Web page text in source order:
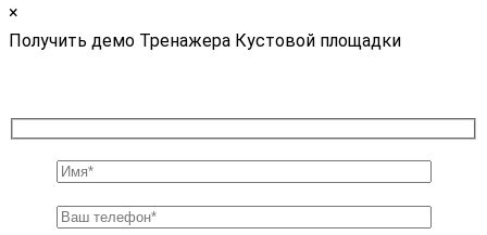
×
Получить демо Тренажера Кустовой площадки